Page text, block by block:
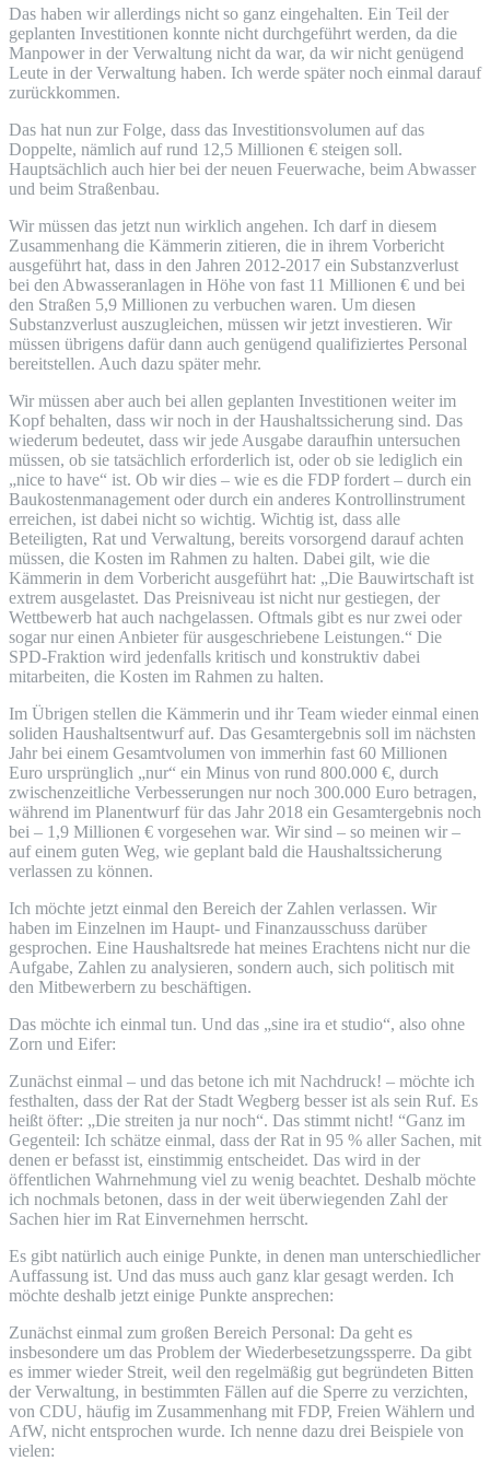
Das haben wir allerdings nicht so ganz eingehalten. Ein Teil der
geplanten Investitionen konnte nicht durchgeführt werden, da die
Manpower in der Verwaltung nicht da war, da wir nicht genügend
Leute in der Verwaltung haben. Ich werde später noch einmal darauf
zurückkommen.
Das hat nun zur Folge, dass das Investitionsvolumen auf das
Doppelte, nämlich auf rund 12,5 Millionen € steigen soll.
Hauptsächlich auch hier bei der neuen Feuerwache, beim Abwasser
und beim Straßenbau.
Wir müssen das jetzt nun wirklich angehen. Ich darf in diesem
Zusammenhang die Kämmerin zitieren, die in ihrem Vorbericht
ausgeführt hat, dass in den Jahren 2012-2017 ein Substanzverlust
bei den Abwasseranlagen in Höhe von fast 11 Millionen € und bei
den Straßen 5,9 Millionen zu verbuchen waren. Um diesen
Substanzverlust auszugleichen, müssen wir jetzt investieren. Wir
müssen übrigens dafür dann auch genügend qualifiziertes Personal
bereitstellen. Auch dazu später mehr.
Wir müssen aber auch bei allen geplanten Investitionen weiter im
Kopf behalten, dass wir noch in der Haushaltssicherung sind. Das
wiederum bedeutet, dass wir jede Ausgabe daraufhin untersuchen
müssen, ob sie tatsächlich erforderlich ist, oder ob sie lediglich ein
„nice to have“ ist. Ob wir dies – wie es die FDP fordert – durch ein
Baukostenmanagement oder durch ein anderes Kontrollinstrument
erreichen, ist dabei nicht so wichtig. Wichtig ist, dass alle
Beteiligten, Rat und Verwaltung, bereits vorsorgend darauf achten
müssen, die Kosten im Rahmen zu halten. Dabei gilt, wie die
Kämmerin in dem Vorbericht ausgeführt hat: „Die Bauwirtschaft ist
extrem ausgelastet. Das Preisniveau ist nicht nur gestiegen, der
Wettbewerb hat auch nachgelassen. Oftmals gibt es nur zwei oder
sogar nur einen Anbieter für ausgeschriebene Leistungen.“ Die
SPD-Fraktion wird jedenfalls kritisch und konstruktiv dabei
mitarbeiten, die Kosten im Rahmen zu halten.
Im Übrigen stellen die Kämmerin und ihr Team wieder einmal einen
soliden Haushaltsentwurf auf. Das Gesamtergebnis soll im nächsten
Jahr bei einem Gesamtvolumen von immerhin fast 60 Millionen
Euro ursprünglich „nur“ ein Minus von rund 800.000 €, durch
zwischenzeitliche Verbesserungen nur noch 300.000 Euro betragen,
während im Planentwurf für das Jahr 2018 ein Gesamtergebnis noch
bei – 1,9 Millionen € vorgesehen war. Wir sind – so meinen wir –
auf einem guten Weg, wie geplant bald die Haushaltssicherung
verlassen zu können.
Ich möchte jetzt einmal den Bereich der Zahlen verlassen. Wir
haben im Einzelnen im Haupt- und Finanzausschuss darüber
gesprochen. Eine Haushaltsrede hat meines Erachtens nicht nur die
Aufgabe, Zahlen zu analysieren, sondern auch, sich politisch mit
den Mitbewerbern zu beschäftigen.
Das möchte ich einmal tun. Und das „sine ira et studio“, also ohne
Zorn und Eifer:
Zunächst einmal – und das betone ich mit Nachdruck! – möchte ich
festhalten, dass der Rat der Stadt Wegberg besser ist als sein Ruf. Es
heißt öfter: „Die streiten ja nur noch“. Das stimmt nicht! “Ganz im
Gegenteil: Ich schätze einmal, dass der Rat in 95 % aller Sachen, mit
denen er befasst ist, einstimmig entscheidet. Das wird in der
öffentlichen Wahrnehmung viel zu wenig beachtet. Deshalb möchte
ich nochmals betonen, dass in der weit überwiegenden Zahl der
Sachen hier im Rat Einvernehmen herrscht.
Es gibt natürlich auch einige Punkte, in denen man unterschiedlicher
Auffassung ist. Und das muss auch ganz klar gesagt werden. Ich
möchte deshalb jetzt einige Punkte ansprechen:
Zunächst einmal zum großen Bereich Personal: Da geht es
insbesondere um das Problem der Wiederbesetzungssperre. Da gibt
es immer wieder Streit, weil den regelmäßig gut begründeten Bitten
der Verwaltung, in bestimmten Fällen auf die Sperre zu verzichten,
von CDU, häufig im Zusammenhang mit FDP, Freien Wählern und
AfW, nicht entsprochen wurde. Ich nenne dazu drei Beispiele von
vielen: